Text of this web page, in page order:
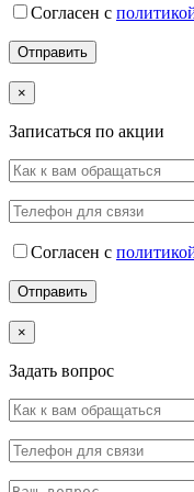
Согласен с
×
Записаться по акции
Согласен с
×
Задать вопрос